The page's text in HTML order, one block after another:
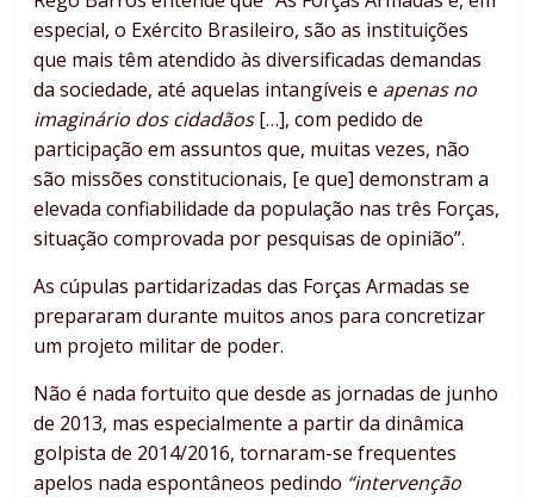
especial, o Exército Brasileiro, são as instituições
que mais têm atendido às diversificadas demandas
da sociedade, até aquelas intangíveis e apenas no
imaginário dos cidadãos[…], com pedido de
participação em assuntos que, muitas vezes, não
são missões constitucionais, [e que] demonstram a
elevada confiabilidade da população nas três Forças,
situação comprovada por pesquisas de opinião”.
As cúpulas partidarizadas das Forças Armadas se
prepararam durante muitos anos para concretizar
um projeto militar de poder.
Não é nada fortuito que desde as jornadas de junho
de 2013, mas especialmente a partir da dinâmica
golpista de 2014/2016, tornaram-se frequentes
apelos nada espontâneos pedindo “intervenção